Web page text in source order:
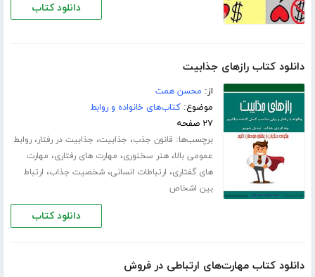
دانلود کتاب
دانلود کتاب رازهای جذابیت
از: محسن همت
موضوع:کتاب‌های خانواده و روابط
۲۷ صفحه
برچسب‌ها: قانون جذب، جذابیت، جذابیت در رفتار،روابط
عمومی بالا،هنر سخنوری، مهارت های رفتاری، مهارت
های گفتاری، ارتباطات انسانی،شخصیت جذاب، ارتباط
بین اشخاص
دانلود کتاب
دانلود کتاب مهارت‌های ارتباطی در فروش